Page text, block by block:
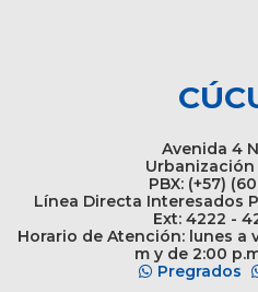
Avenida 4
Urbanización
PBX: (+57)
Línea Directa Interesados
Ext: 4222 -
Horario de Atención: lunes a
m y de 2:00
Pregrados